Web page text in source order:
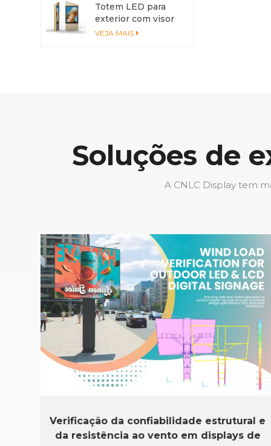
Totem LED para
exterior com visor
de 6500 nits –
VEJA MAIS
Soluções de
A CNLC Display tem
Verificação da confiabilidade estrutural e
da resistência ao vento em displays de